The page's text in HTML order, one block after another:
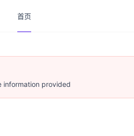
首页
information provided